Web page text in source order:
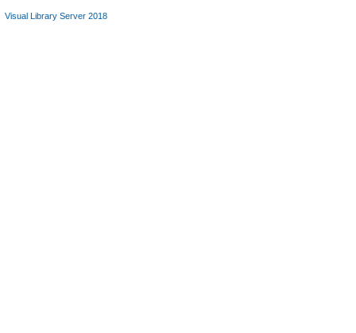
Visual Library Server 2018